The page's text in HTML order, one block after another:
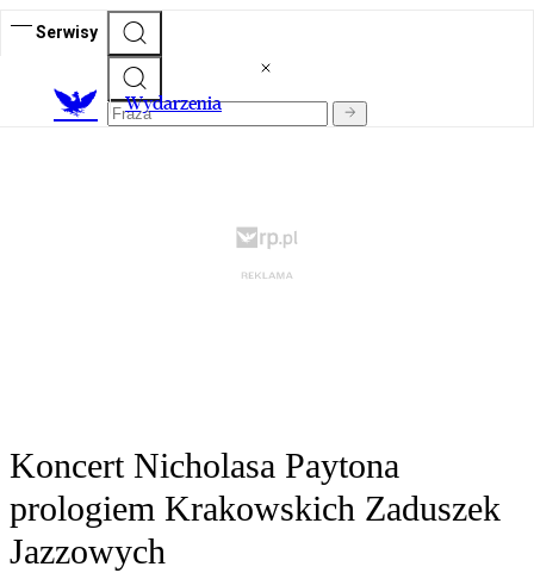
Serwisy
Wydarzenia
Koncert Nicholasa Paytona
prologiem Krakowskich Zaduszek
Jazzowych